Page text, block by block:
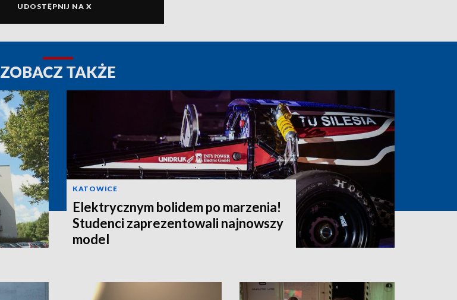
UDOSTĘPNIJ NA X
ZOBACZ TAKŻE
KATOWICE
Elektrycznym bolidem po marzenia!
Studenci zaprezentowali najnowszy
model